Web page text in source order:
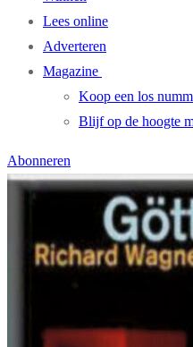
Lees online
Adverteren
Magazine
Koop een los
Blijf op de hoogte
Abonneren